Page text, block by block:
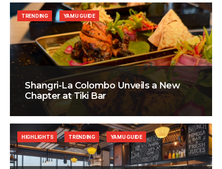
Shangri-La Colombo Unveils a New
Chapter at Tiki Bar
TRENDING YAMU GUIDE
HIGHLIGHTS TRENDING YAMU GUIDE